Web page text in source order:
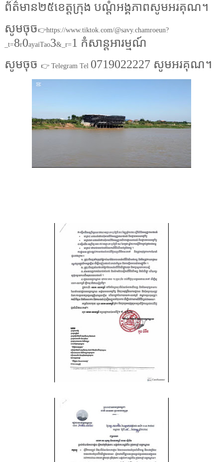
ព័ត៌មាន២៥ខេត្តក្រុង បណ្តំអង្គភាពសូមអរគុណ។
សូមចុច 👉https://www.tiktok.com/@savy.chamroeun?
_t=8r0ayaiTao3&_r=1 កំសាន្តអារម្មណ៍
សូមចុច 👉 Telegram Tel 0719022227 សូមអរគុណ។